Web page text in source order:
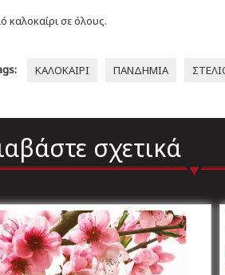
καλοκαίρι σε όλους.
ΚΑΛΟΚΑΙΡΙ ΠΑΝΔΗΜΙΑ
σχετικά